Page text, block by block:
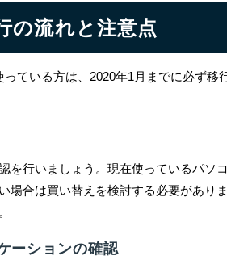
の流れと注意点
っている方は、2020年1月までに必ず
を行いましょう。現在使っているパソ
場合は買い替えを検討する必要があり
ーションの確認